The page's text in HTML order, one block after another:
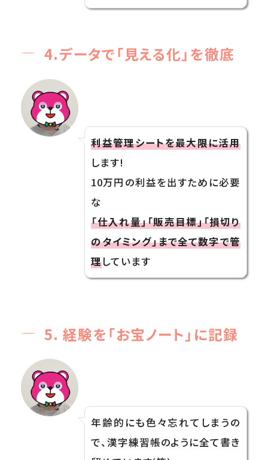
4.データで「見える化」を徹底
利益管理シートを最大限に活用
します!
10万円の利益を出すために必要
な
「仕入れ量」「販売目標」「損切り
のタイミング」まで全て数字で管
理しています
5. 経験を「お宝ノート」に記録
年齢的にも色々忘れてしまうの
で、漢字練習帳のように全て書き